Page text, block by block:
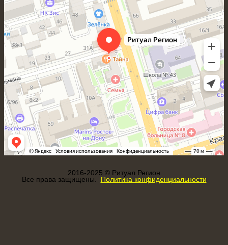
2016-2025 © Ритуал Регион
Все права защищены.
Политика конфиденциальности